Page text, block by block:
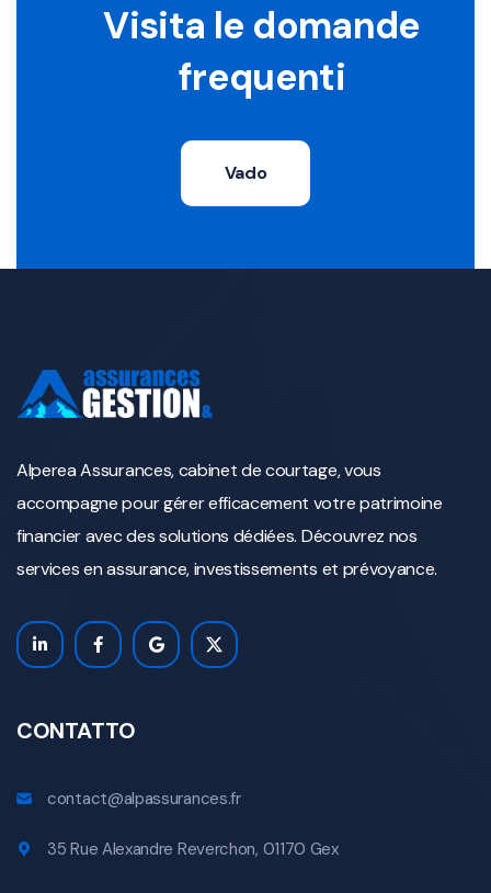
Visita le domande
frequenti
Vado
Alperea Assurances, cabinet de courtage, vous
accompagne pour gérer efficacement votre patrimoine
financier avec des solutions dédiées. Découvrez nos
services en assurance, investissements et prévoyance.
CONTATTO
contact@alpassurances.fr
35 Rue Alexandre Reverchon, 01170 Gex